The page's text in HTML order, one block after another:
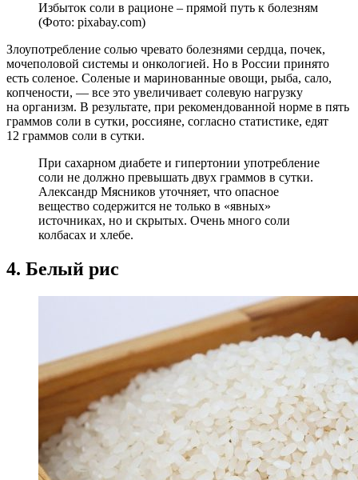
Избыток соли в рационе – прямой путь к болезням
(Фото: pixabay.com)
Злоупотребление солью чревато болезнями сердца, почек,
мочеполовой системы и онкологией. Но в России принято
есть соленое. Соленые и маринованные овощи, рыба, сало,
копчености, — все это увеличивает солевую нагрузку
на организм. В результате, при рекомендованной норме в пять
граммов соли в сутки, россияне, согласно статистике, едят
12 граммов соли в сутки.
При сахарном диабете и гипертонии употребление
соли не должно превышать двух граммов в сутки.
Александр Мясников уточняет, что опасное
вещество содержится не только в «явных»
источниках, но и скрытых. Очень много соли
колбасах и хлебе.
4. Белый рис